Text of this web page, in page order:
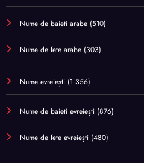
Nume de baieti arabe (510)
Nume de fete arabe (303)
Nume evreiești (1.356)
Nume de baieti evreiești (876)
Nume de fete evreiești (480)